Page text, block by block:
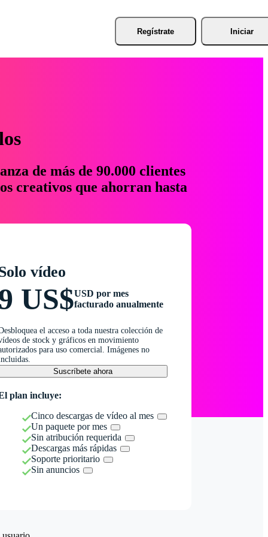
Regístrate Iniciar
de más de 90.000 clientes
creativos que ahorran hasta
vídeo
US$USD por mes
facturado anualmente
el acceso a toda nuestra colección de
de stock y gráficos en movimiento
para uso comercial. Imágenes no
Suscríbete ahora
plan incluye:
Cinco descargas de vídeo al mes
Un paquete por mes
Sin atribución requerida
Descargas más rápidas
Soporte prioritario
Sin anuncios